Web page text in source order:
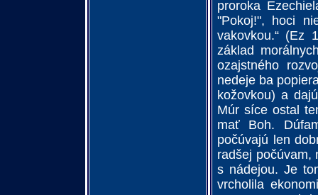
proroka
"Pokoj!", hoci
vakovkou.“ (Ez
základ
ozajstného
nedeje ba
kožovkou) a
Múr síce ostal
mať Boh.
počúvajú len
radšej počúvam,
s nádejou. Je
vrcholila